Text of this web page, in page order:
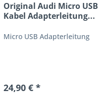
Original Audi Micro USB
Kabel Adapterleitung...
Micro USB Adapterleitung
24,90 € *